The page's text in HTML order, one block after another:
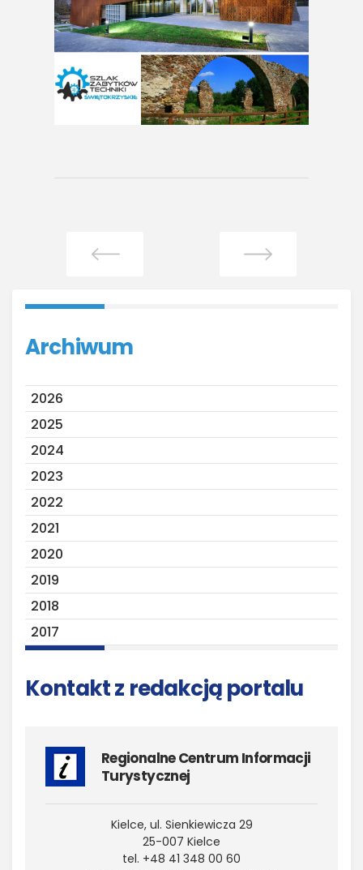
Archiwum
2026
2025
2024
2023
2022
2021
2020
2019
2018
2017
Kontakt z redakcją portalu
Regionalne Centrum Informacji
Turystycznej
Kielce, ul. Sienkiewicza 29
25-007 Kielce
tel. +48 41 348 00 60